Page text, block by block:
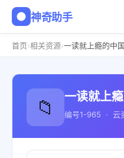
神奇助手
首页›相关资源›一读就上瘾的中
📁 一读就上
编号1-965 · 云